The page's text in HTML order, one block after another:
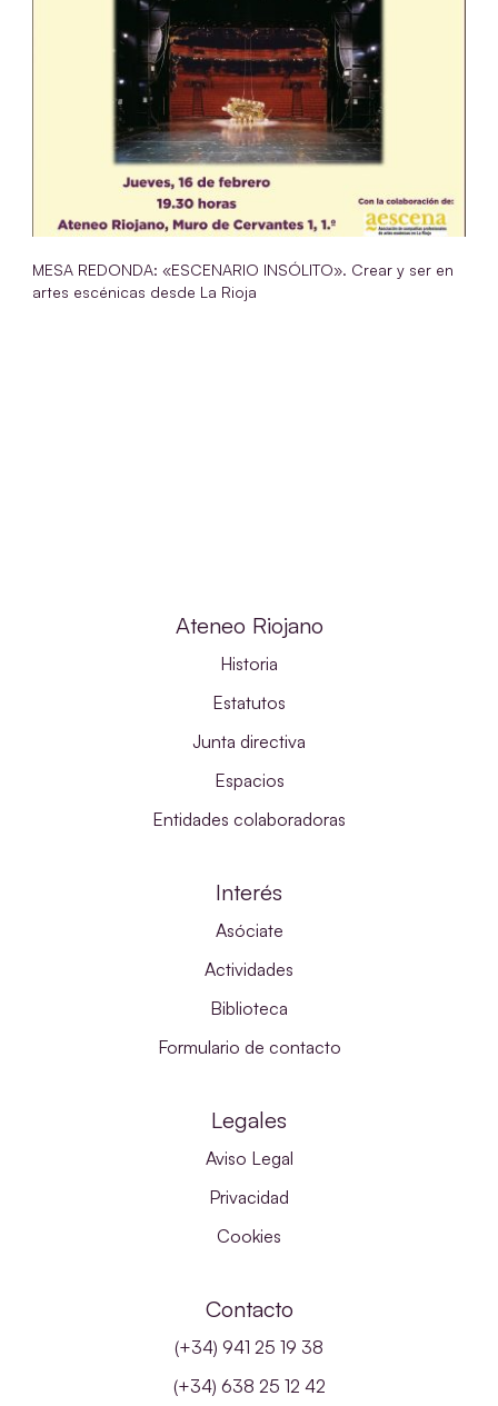
MESA REDONDA: «ESCENARIO INSÓLITO». Crear y ser en
artes escénicas desde La Rioja
Ateneo Riojano
Historia
Estatutos
Junta directiva
Espacios
Entidades colaboradoras
Interés
Asóciate
Actividades
Biblioteca
Formulario de contacto
Legales
Aviso Legal
Privacidad
Cookies
Contacto
(+34) 941 25 19 38
(+34) 638 25 12 42